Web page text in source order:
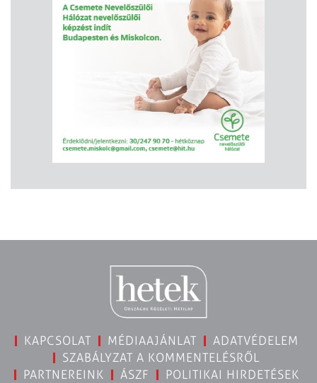
KAPCSOLAT MÉDIAAJÁNLAT
ADATVÉDELEM
SZABÁLYZAT A KOMMENTELÉSRŐL
PARTNEREINK
ÁSZF
POLITIKAI HIRDETÉSEK